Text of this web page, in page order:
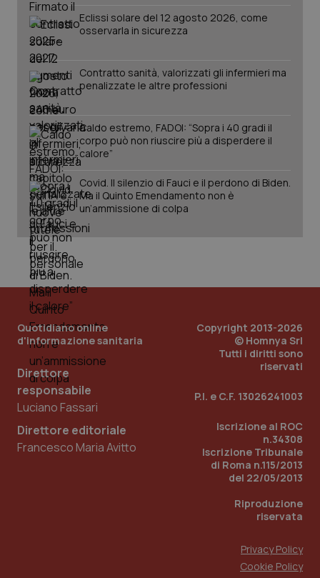
Eclissi solare del 12 agosto 2026, come
osservarla in sicurezza
Contratto sanità, valorizzati gli infermieri ma
penalizzate le altre professioni
Caldo estremo, FADOI: “Sopra i 40 gradi il
corpo può non riuscire più a disperdere il
calore”
Covid. Il silenzio di Fauci e il perdono di Biden.
Ma il Quinto Emendamento non è
un’ammissione di colpa
Quotidiano online
d'informazione sanitaria
Direttore
responsabile
Luciano Fassari
Direttore editoriale
Francesco Maria Avitto
Copyright 2013-2026
© Homnya Srl
Tutti i diritti sono
riservati
P.I. e C.F. 13026241003
Iscrizione al ROC
n.34308
Iscrizione Tribunale
di Roma n.115/2013
del 22/05/2013
Riproduzione
riservata
Privacy Policy
Cookie Policy
tracking-sites-ironfish-
session-id
www.quotidianosanita.it
PHP.net
www.quotidianosanita.it